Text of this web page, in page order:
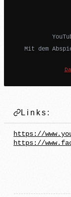
Mit dem
Links:
https://
https://